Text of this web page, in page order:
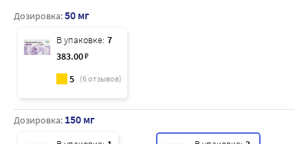
Дозировка:50 мг
В упаковке: 7
383.00₽
5 (6отзывов)
Дозировка: 150 мг